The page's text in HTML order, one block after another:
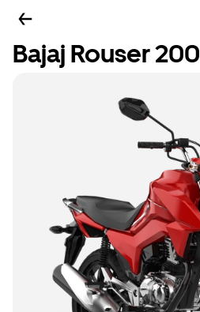
Bajaj Rouser 200